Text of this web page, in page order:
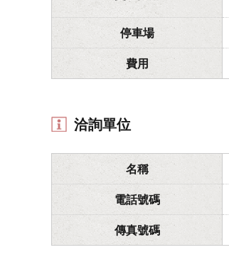
停車場
費用
洽詢單位
名稱
電話號碼
傳真號碼